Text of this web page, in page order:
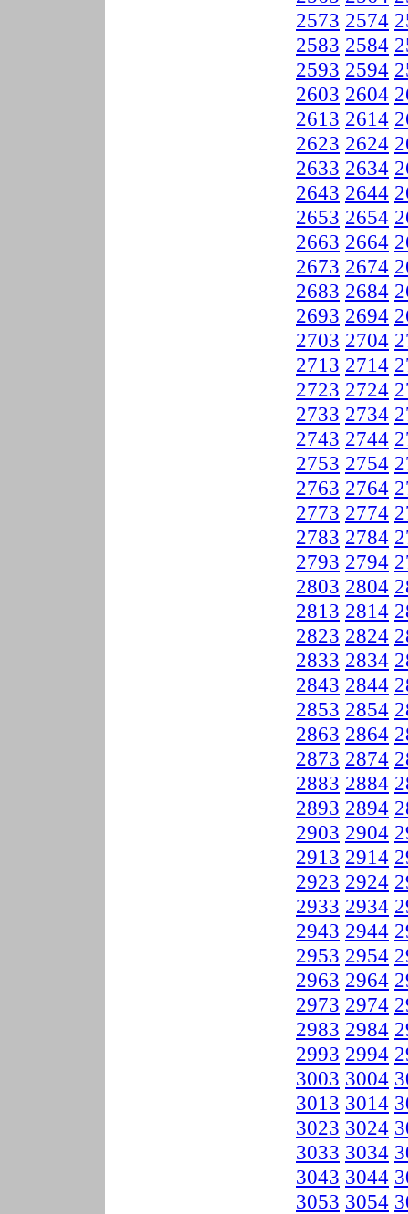
2573 2574
2583 2584
2593 2594
2603 2604
2613 2614
2623 2624
2633 2634
2643 2644
2653 2654
2663 2664
2673 2674
2683 2684
2693 2694
2703 2704
2713 2714
2723 2724
2733 2734
2743 2744
2753 2754
2763 2764
2773 2774
2783 2784
2793 2794
2803 2804
2813 2814
2823 2824
2833 2834
2843 2844
2853 2854
2863 2864
2873 2874
2883 2884
2893 2894
2903 2904
2913 2914
2923 2924
2933 2934
2943 2944
2953 2954
2963 2964
2973 2974
2983 2984
2993 2994
3003 3004
3013 3014
3023 3024
3033 3034
3043 3044
3053 3054